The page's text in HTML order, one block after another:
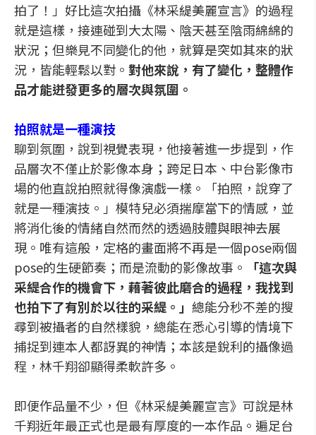
拍了！」好比這次拍攝《林采緹美麗宣言》的過程
就是這樣，接連碰到大太陽、陰天甚至陰雨綿綿的
狀況；但樂見不同變化的他，就算是突如其來的狀
況，皆能輕鬆以對。 對他來說，有了變化，整體作
品才能迸發更多的層次與氛圍。
拍照就是一種演技
聊到氛圍，說到視覺表現，他接著進一步提到，作
品層次不僅止於影像本身；跨足日本、中台影像市
場的他直說拍照就得像演戲一樣。「拍照，說穿了
就是一種演技。」模特兒必須揣摩當下的情感，並
將消化後的情緒自然而然的透過肢體與眼神去展
現。唯有這般，定格的畫面將不再是一個pose兩個
pose的生硬節奏；而是流動的影像故事。
「這次與
采緹合作的機會下，藉著彼此磨合的過程，我找到
也拍下了有別於以往的采緹。」 總能分秒不差的搜
尋到被攝者的自然樣貌，總能在悉心引導的情境下
捕捉到連本人都訝異的神情；本該是銳利的攝像過
程，林千翔卻顯得柔軟許多。
即便作品量不少，但《林采緹美麗宣言》可說是林
千翔近年最正式也是最有厚度的一本作品。遍足台